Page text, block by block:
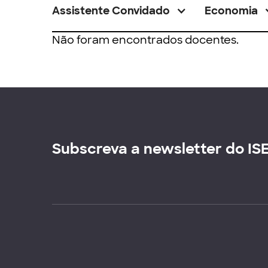
Assistente Convidado Economia
Não foram encontrados docentes.
Subscreva a newsletter do